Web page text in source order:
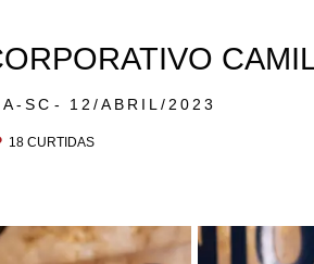
SC 12/ABRIL/2023
18 CURTIDAS